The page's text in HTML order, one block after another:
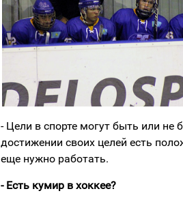
- Цели в спорте могут быть или не
достижении своих целей есть
еще нужно работать.
- Есть кумир в хоккее?